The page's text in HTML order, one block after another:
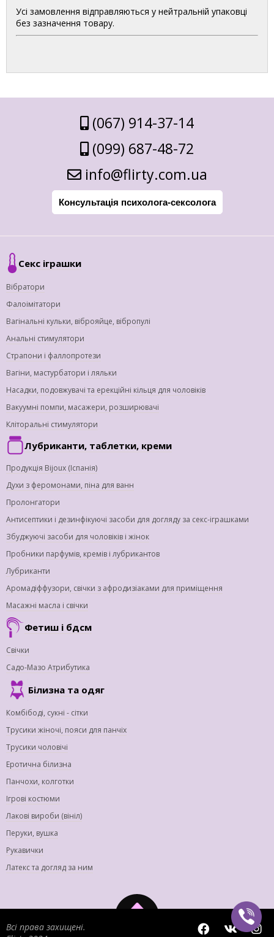
Усі замовлення відправляються у нейтральній упаковці
без зазначення товару.
(067) 914-37-14
(099) 687-48-72
info@flirty.com.ua
Консультація психолога-сексолога
Секс іграшки
Вібратори
Фалоімітатори
Вагінальні кульки, віброяйце, вібропулі
Анальні стимулятори
Страпони і фаллопротези
Вагіни, мастурбатори і ляльки
Насадки, подовжувачі та ерекційні кільця для чоловіків
Вакуумні помпи, масажери, розширювачі
Кліторальні стимулятори
Лубриканти, таблетки, креми
Продукція Bijoux (Іспанія)
Духи з феромонами, піна для ванн
Пролонгатори
Антисептики і дезинфікуючі засоби для догляду за секс-іграшками
Збуджуючі засоби для чоловіків і жінок
Пробники парфумів, кремів і лубрикантов
Лубриканти
Аромадіффузори, свічки з афродизіаками для приміщення
Масажні масла і свічки
Фетиш і бдсм
Свічки
Садо-Мазо Атрибутика
Білизна та одяг
Комбібоді, сукні - сітки
Трусики жіночі, пояси для панчіх
Трусики чоловічі
Еротична білизна
Панчохи, колготки
Ігрові костюми
Лакові вироби (вініл)
Перуки, вушка
Рукавички
Латекс та догляд за ним
Всі права захищені.